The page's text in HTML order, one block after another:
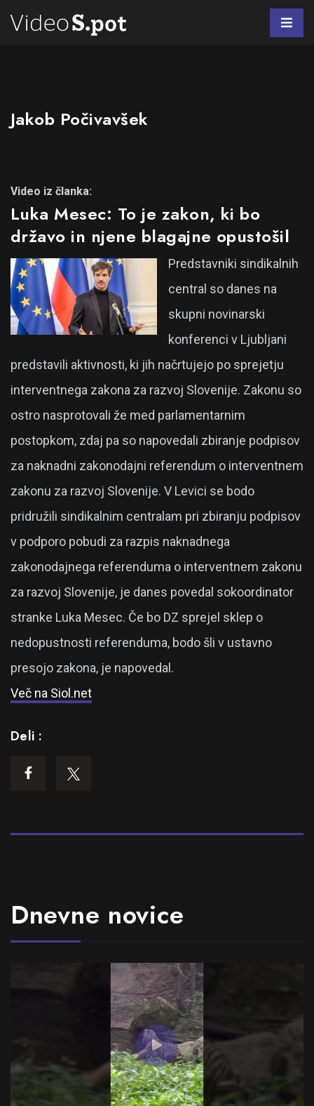
Jakob Počivavšek
Video iz članka:
Luka Mesec: To je zakon, ki bo
državo in njene blagajne opustošil
Predstavniki sindikalnih
central so danes na
skupni novinarski
konferenci v Ljubljani
predstavili aktivnosti, ki jih načrtujejo po sprejetju
interventnega zakona za razvoj Slovenije. Zakonu so
ostro nasprotovali že med parlamentarnim
postopkom, zdaj pa so napovedali zbiranje podpisov
za naknadni zakonodajni referendum o interventnem
zakonu za razvoj Slovenije. V Levici se bodo
pridružili sindikalnim centralam pri zbiranju podpisov
v podporo pobudi za razpis naknadnega
zakonodajnega referenduma o interventnem zakonu
za razvoj Slovenije, je danes povedal sokoordinator
stranke Luka Mesec. Če bo DZ sprejel sklep o
nedopustnosti referenduma, bodo šli v ustavno
presojo zakona, je napovedal.
Več na Siol.net
Deli :
Dnevne novice